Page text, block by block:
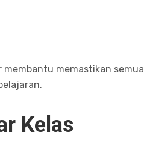
memastikan semua
Kelas